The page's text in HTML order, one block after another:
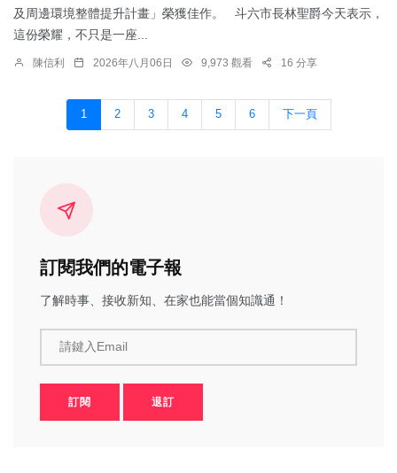
及周邊環境整體提升計畫」榮獲佳作。 斗六市長林聖爵今天表示，
這份榮耀，不只是一座...
陳信利 2026年八月06日 9,973 觀看 16 分享
1 2 3 4 5 6 下一頁
訂閱我們的電子報
了解時事、接收新知、在家也能當個知識通！
請鍵入Email
訂閱 退訂